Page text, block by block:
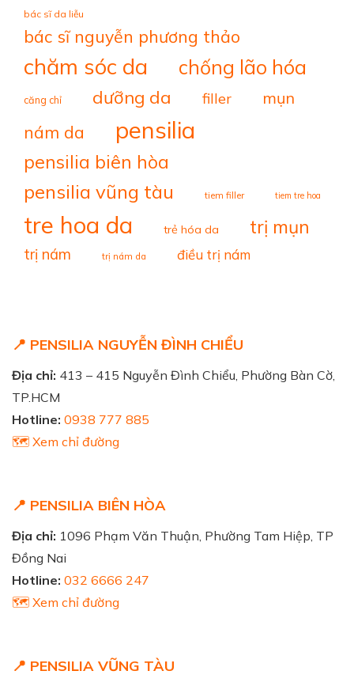
bác sĩ da liễu
bác sĩ nguyễn phương thảo
chăm sóc da chống lão hóa
căng chỉ dưỡng da filler mụn
nám da pensilia
pensilia biên hòa
pensilia vũng tàu tiem filler tiem tre hoa
tre hoa da trẻ hóa da trị mụn
trị nám trị nám da điều trị nám
📍 PENSILIA NGUYỄN ĐÌNH CHIỂU
Địa chỉ: 413 – 415 Nguyễn Đình Chiểu, Phường Bàn Cờ,
TP.HCM
Hotline: 0938 777 885
🗺️ Xem chỉ đường
📍 PENSILIA BIÊN HÒA
Địa chỉ: 1096 Phạm Văn Thuận, Phường Tam Hiệp, TP
Đồng Nai
Hotline: 032 6666 247
🗺️ Xem chỉ đường
📍 PENSILIA VŨNG TÀU